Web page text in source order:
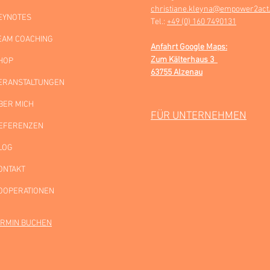
COACHING
MICH
Tel.: +49 (0) 160 7490131
Anfahrt Google Maps:
Zum Kälterhaus 3
63755 Alzenau
FÜR UNTERNEHMEN
BUCHEN